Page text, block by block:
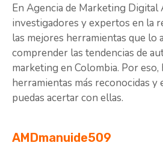
En Agencia de Marketing Digital
investigadores y expertos en la
las mejores herramientas que lo
comprender las tendencias de
marketing en Colombia. Por eso,
herramientas más reconocidas y
puedas acertar con ellas.
AMDmanuide509